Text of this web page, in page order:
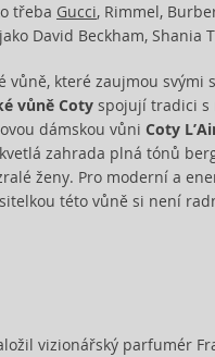
třeba Gucci, Rimmel,
David Beckham, Shania
které zaujmou svými
vůně Coty spojují tradici s
dámskou vůni Coty
zahrada plná tónů
ženy. Pro moderní a
této vůně si není
vizionářský parfumér